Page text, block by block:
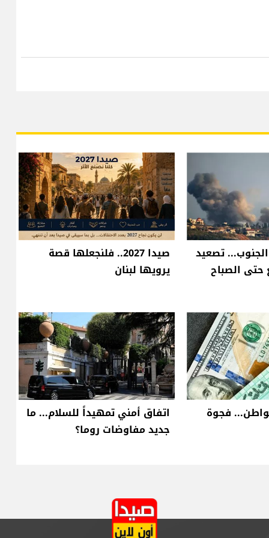
تصعيد
حتى الصباح
صيدا 2027.. فلنجعلها قصة
يرويها لبنان
فجوة
اتفاق أمني تمهيداً للسلام... ما
جديد مفاوضات روما؟